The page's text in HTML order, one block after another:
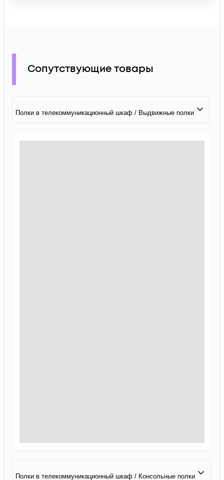
Сопутствующие товары
Полки в телекоммуникационный шкаф / Выдвижные полки
Полки в телекоммуникационный шкаф / Консольные полки